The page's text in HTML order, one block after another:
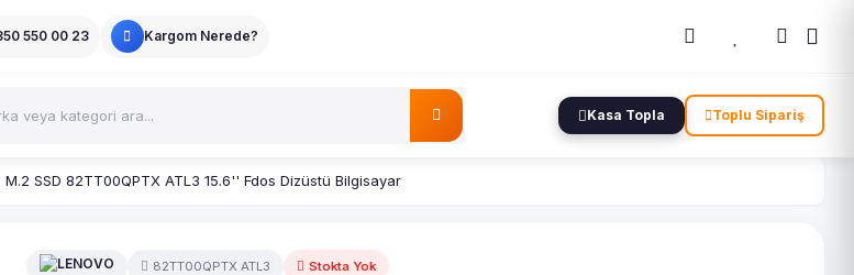
550 00 23 Kargom Nerede?
Kasa Topla Toplu Sipariş
SSD 82TT00QPTX ATL3 15.6'' Fdos Dizüstü Bilgisayar
82TT00QPTX ATL3 Stokta Yok